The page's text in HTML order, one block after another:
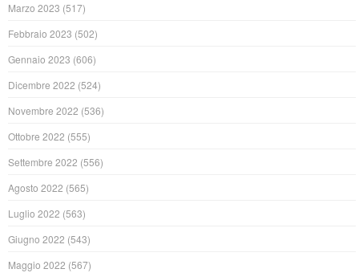
Marzo 2023 (517)
Febbraio 2023 (502)
Gennaio 2023 (606)
Dicembre 2022 (524)
Novembre 2022 (536)
Ottobre 2022 (555)
Settembre 2022 (556)
Agosto 2022 (565)
Luglio 2022 (563)
Giugno 2022 (543)
Maggio 2022 (567)